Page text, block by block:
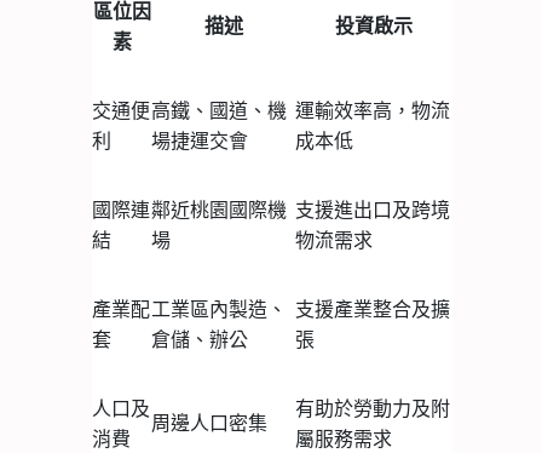
區位因
素
描述 投資啟示
交通便
利
高鐵、國道、機
場捷運交會
運輸效率高，物流
成本低
國際連
結
鄰近桃園國際機
場
支援進出口及跨境
物流需求
產業配
套
工業區內製造、
倉儲、辦公
支援產業整合及擴
張
人口及
消費
周邊人口密集
有助於勞動力及附
屬服務需求